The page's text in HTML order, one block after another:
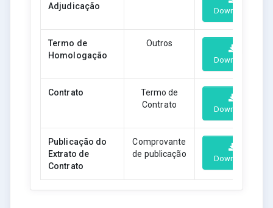
Adjudicação
Download
Termo de
Homologação
Outros
Download
Contrato
Termo de
Contrato
Download
Publicação do
Extrato de
Contrato
Comprovante
de publicação
Download